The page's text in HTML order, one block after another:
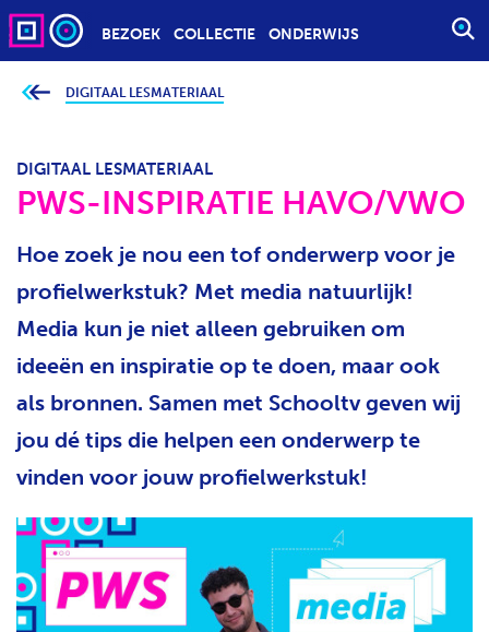
BEZOEK COLLECTIE ONDERWIJS
S
T
E
Z
D
H
J
v
i
n
d
e
h
e
:
DIGITAAL LESMATERIAAL
DIGITAAL LESMATERIAAL
PWS-INSPIRATIE HAVO/VWO
Hoe zoek je nou een tof onderwerp voor je
profielwerkstuk? Met media natuurlijk!
Media kun je niet alleen gebruiken om
ideeën en inspiratie op te doen, maar ook
als bronnen. Samen met Schooltv geven wij
jou dé tips die helpen een onderwerp te
vinden voor jouw profielwerkstuk!